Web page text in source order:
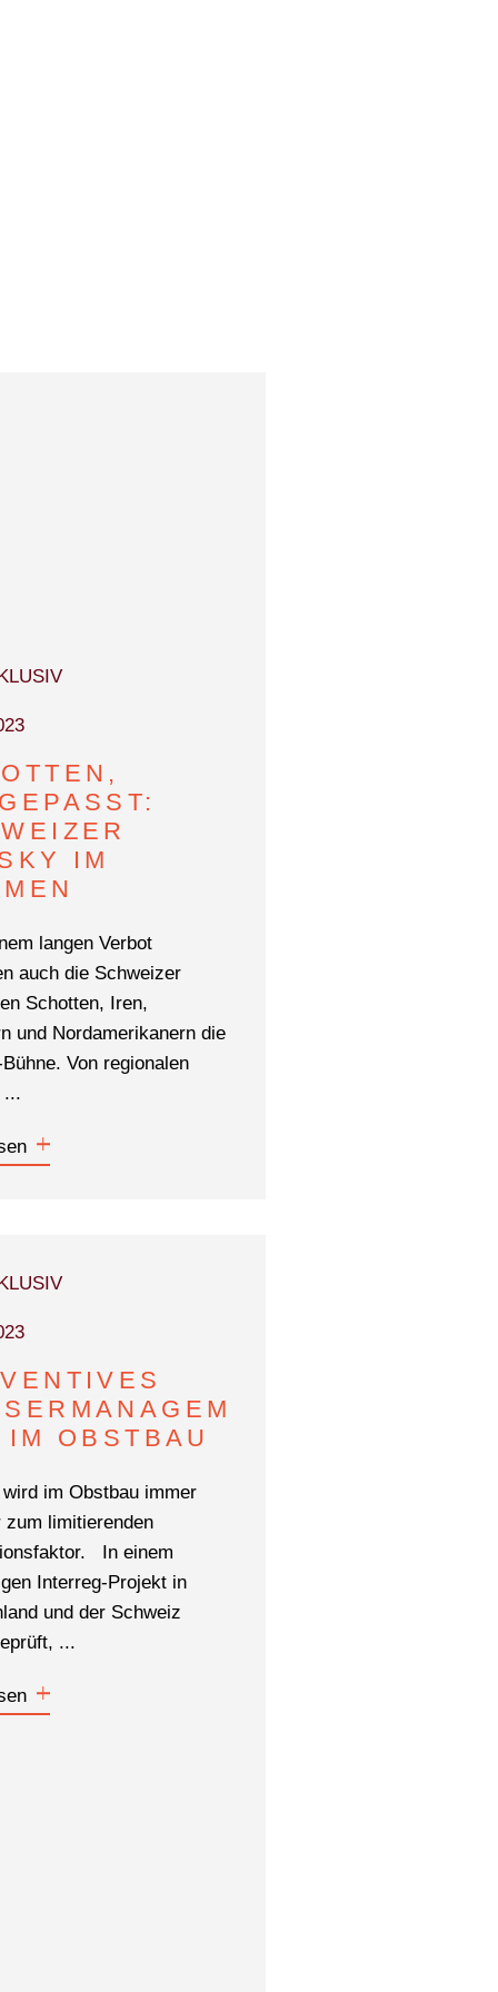
IM
langen Verbot
auch die Schweizer
Schotten, Iren,
und Nordamerikanern die
Von regionalen
...
IM OBSTBAU
im Obstbau immer
zum limitierenden
In einem
Interreg-Projekt in
und der Schweiz
...